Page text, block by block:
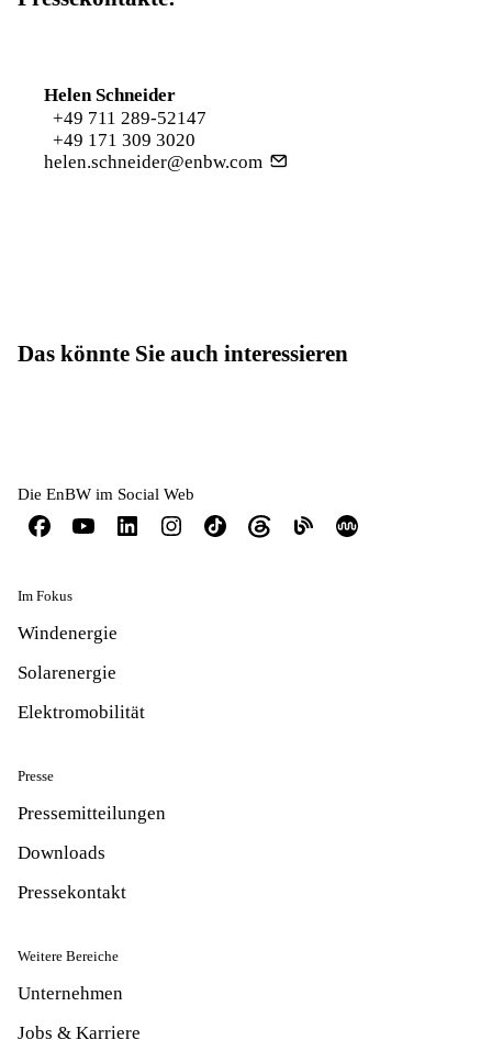
Helen Schneider
+49 711 289-52147
+49 171 309 3020
helen.schneider@enbw.com
Das könnte Sie auch interessieren
Die EnBW im Social Web
Im Fokus
Windenergie
Solarenergie
Elektromobilität
Presse
Pressemitteilungen
Downloads
Pressekontakt
Weitere Bereiche
Unternehmen
Jobs & Karriere